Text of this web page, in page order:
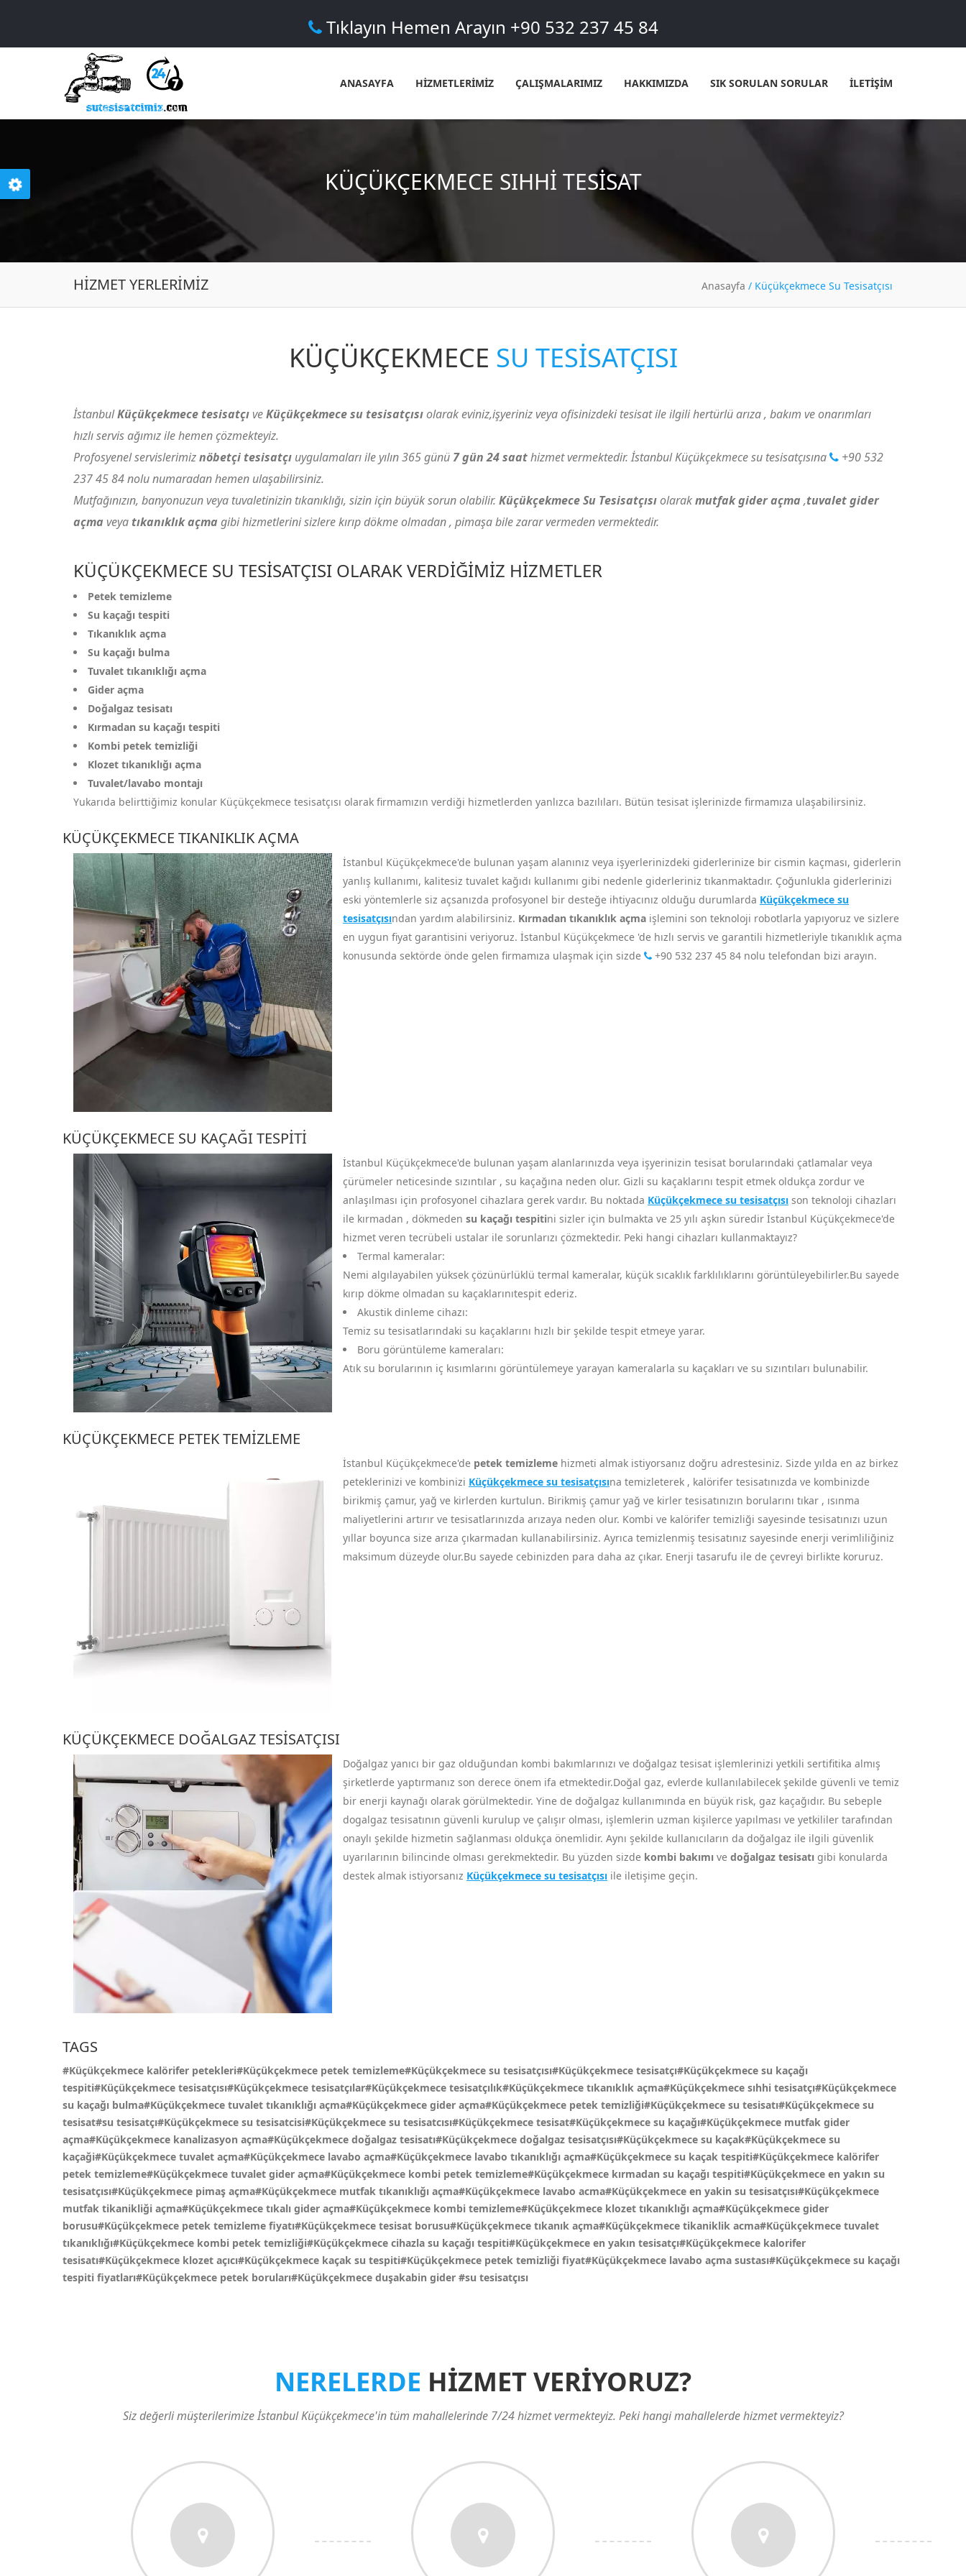
Tıklayın Hemen Arayın +90 532 237 45 84
ANASAYFA HİZMETLERİMİZ ÇALIŞMALARIMIZ HAKKIMIZDA SIK SORULAN SORULAR İLETİŞİM
KÜÇÜKÇEKMECE SIHHI TESISAT
HIZMET YERLERIMIZ Anasayfa / Küçükçekmece Su Tesisatçısı
KÜÇÜKÇEKMECE SU TESISATÇISI
İstanbulKüçükçekmece tesisatçıveKüçükçekmece su tesisatçısıolarak eviniz,işyeriniz veya ofisinizdeki tesisat ile ilgili hertürlü arıza , bakım ve onarımları
hızlı servis ağımız ile hemen çözmekteyiz.
Profosyenel servislerimiznöbetçi tesisatçı uygulamaları ile yılın 365 günü 7 gün 24 saathizmet vermektedir. İstanbul Küçükçekmece su tesisatçısına
+90 532
237 45 84nolu numaradan hemen ulaşabilirsiniz.
Mutfağınızın, banyonuzun veya tuvaletinizin tıkanıklığı, sizin için büyük sorun olabilir. Küçükçekmece Su Tesisatçısıolarakmutfak gider açma ,tuvalet gider
açma veyatıkanıklık açma gibi hizmetlerini sizlere kırıp dökme olmadan , pimaşa bile zarar vermeden vermektedir.
KÜÇÜKÇEKMECE SU TESISATÇISI OLARAK VERDIĞIMIZ HIZMETLER
Petek temizleme
Su kaçağı tespiti
Tıkanıklık açma
Su kaçağı bulma
Tuvalet tıkanıklığı açma
Gider açma
Doğalgaz tesisatı
Kırmadan su kaçağı tespiti
Kombi petek temizliği
Klozet tıkanıklığı açma
Tuvalet/lavabo montajı
Yukarıda belirttiğimiz konular Küçükçekmece tesisatçısı olarak firmamızın verdiği hizmetlerden yanlızca bazılıları. Bütün tesisat işlerinizde firmamıza ulaşabilirsiniz.
KÜÇÜKÇEKMECE TIKANIKLIK AÇMA
İstanbul Küçükçekmece'de bulunan yaşam alanınız veya işyerlerinizdeki giderlerinize bir cismin kaçması, giderlerin
yanlış kullanımı, kalitesiz tuvalet kağıdı kullanımı gibi nedenle giderleriniz tıkanmaktadır. Çoğunlukla giderlerinizi
eski yöntemlerle siz açsanızda profosyonel bir desteğe ihtiyacınız olduğu durumlarda Küçükçekmece su
tesisatçısından yardım alabilirsiniz. Kırmadan tıkanıklık açma işlemini son teknoloji robotlarla yapıyoruz ve sizlere
en uygun fiyat garantisini veriyoruz. İstanbul Küçükçekmece 'de hızlı servis ve garantili hizmetleriyle tıkanıklık açma
konusunda sektörde önde gelen firmamıza ulaşmak için sizde
+90 532 237 45 84 nolu telefondan bizi arayın.
KÜÇÜKÇEKMECE SU KAÇAĞI TESPITI
İstanbul Küçükçekmece'de bulunan yaşam alanlarınızda veya işyerinizin tesisat borularındaki çatlamalar veya
çürümeler neticesinde sızıntılar , su kaçağına neden olur. Gizli su kaçaklarını tespit etmek oldukça zordur ve
anlaşılması için profosyonel cihazlara gerek vardır. Bu noktada Küçükçekmece su tesisatçısı son teknoloji cihazları
ile kırmadan , dökmeden su kaçağı tespitini sizler için bulmakta ve 25 yılı aşkın süredir İstanbul Küçükçekmece'de
hizmet veren tecrübeli ustalar ile sorunlarızı çözmektedir. Peki hangi cihazları kullanmaktayız?
Termal kameralar:
Nemi algılayabilen yüksek çözünürlüklü termal kameralar, küçük sıcaklık farklılıklarını görüntüleyebilirler.Bu sayede
kırıp dökme olmadan su kaçaklarınıtespit ederiz.
Akustik dinleme cihazı:
Temiz su tesisatlarındaki su kaçaklarını hızlı bir şekilde tespit etmeye yarar.
Boru görüntüleme kameraları:
Atık su borularının iç kısımlarını görüntülemeye yarayan kameralarla su kaçakları ve su sızıntıları bulunabilir.
KÜÇÜKÇEKMECE PETEK TEMIZLEME
İstanbul Küçükçekmece'de petek temizleme hizmeti almak istiyorsanız doğru adrestesiniz. Sizde yılda en az birkez
peteklerinizi ve kombinizi Küçükçekmece su tesisatçısına temizleterek , kalörifer tesisatınızda ve kombinizde
birikmiş çamur, yağ ve kirlerden kurtulun. Birikmiş çamur yağ ve kirler tesisatınızın borularını tıkar , ısınma
maliyetlerini artırır ve tesisatlarınızda arızaya neden olur. Kombi ve kalörifer temizliği sayesinde tesisatınızı uzun
yıllar boyunca size arıza çıkarmadan kullanabilirsiniz. Ayrıca temizlenmiş tesisatınız sayesinde enerji verimliliğiniz
maksimum düzeyde olur.Bu sayede cebinizden para daha az çıkar. Enerji tasarufu ile de çevreyi birlikte koruruz.
KÜÇÜKÇEKMECE DOĞALGAZ TESISATÇISI
Doğalgaz yanıcı bir gaz olduğundan kombi bakımlarınızı ve doğalgaz tesisat işlemlerinizi yetkili sertifitika almış
şirketlerde yaptırmanız son derece önem ifa etmektedir.Doğal gaz, evlerde kullanılabilecek şekilde güvenli ve temiz
bir enerji kaynağı olarak görülmektedir. Yine de doğalgaz kullanımında en büyük risk, gaz kaçağıdır. Bu sebeple
dogalgaz tesisatının güvenli kurulup ve çalışır olması, işlemlerin uzman kişilerce yapılması ve yetkililer tarafından
onaylı şekilde hizmetin sağlanması oldukça önemlidir. Aynı şekilde kullanıcıların da doğalgaz ile ilgili güvenlik
uyarılarının bilincinde olması gerekmektedir. Bu yüzden sizde kombi bakımı ve doğalgaz tesisatı gibi konularda
destek almak istiyorsanız Küçükçekmece su tesisatçısı ile iletişime geçin.
TAGS
#Küçükçekmece kalörifer petekleri#Küçükçekmece petek temizleme#Küçükçekmece su tesisatçısı#Küçükçekmece tesisatçı#Küçükçekmece su kaçağı
tespiti#Küçükçekmece tesisatçısı#Küçükçekmece tesisatçılar#Küçükçekmece tesisatçılık#Küçükçekmece tıkanıklık açma#Küçükçekmece sıhhi tesisatçı#Küçükçekmece
su kaçağı bulma#Küçükçekmece tuvalet tıkanıklığı açma#Küçükçekmece gider açma#Küçükçekmece petek temizliği#Küçükçekmece su tesisatı#Küçükçekmece su
tesisat#su tesisatçı#Küçükçekmece su tesisatcisi#Küçükçekmece su tesisatcısı#Küçükçekmece tesisat#Küçükçekmece su kaçağı#Küçükçekmece mutfak gider
açma#Küçükçekmece kanalizasyon açma#Küçükçekmece doğalgaz tesisatı#Küçükçekmece doğalgaz tesisatçısı#Küçükçekmece su kaçak#Küçükçekmece su
kaçaği#Küçükçekmece tuvalet açma#Küçükçekmece lavabo açma#Küçükçekmece lavabo tıkanıklığı açma#Küçükçekmece su kaçak tespiti#Küçükçekmece kalörifer
petek temizleme#Küçükçekmece tuvalet gider açma#Küçükçekmece kombi petek temizleme#Küçükçekmece kırmadan su kaçağı tespiti#Küçükçekmece en yakın su
tesisatçısı#Küçükçekmece pimaş açma#Küçükçekmece mutfak tıkanıklığı açma#Küçükçekmece lavabo acma#Küçükçekmece en yakin su tesisatçısı#Küçükçekmece
mutfak tikanikliği açma#Küçükçekmece tıkalı gider açma#Küçükçekmece kombi temizleme#Küçükçekmece klozet tıkanıklığı açma#Küçükçekmece gider
borusu#Küçükçekmece petek temizleme fiyatı#Küçükçekmece tesisat borusu#Küçükçekmece tıkanık açma#Küçükçekmece tikaniklik acma#Küçükçekmece tuvalet
tıkanıklığı#Küçükçekmece kombi petek temizliği#Küçükçekmece cihazla su kaçağı tespiti#Küçükçekmece en yakın tesisatçı#Küçükçekmece kalorifer
tesisatı#Küçükçekmece klozet açıcı#Küçükçekmece kaçak su tespiti#Küçükçekmece petek temizliği fiyat#Küçükçekmece lavabo açma sustası#Küçükçekmece su kaçağı
tespiti fiyatları#Küçükçekmece petek boruları#Küçükçekmece duşakabin gider #su tesisatçısı
NERELERDE HİZMET VERİYORUZ?
Siz değerli müşterilerimize İstanbul Küçükçekmece'in tüm mahallelerinde 7/24 hizmet vermekteyiz. Peki hangi mahallelerde hizmet vermekteyiz?